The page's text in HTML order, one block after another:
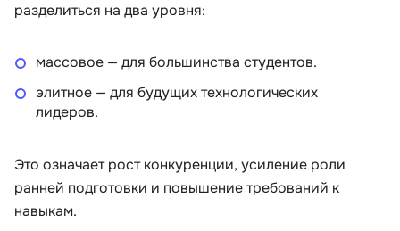
разделиться на два уровня:
массовое — для большинства студентов.
элитное — для будущих технологических
лидеров.
Это означает рост конкуренции, усиление роли
ранней подготовки и повышение требований к
навыкам.